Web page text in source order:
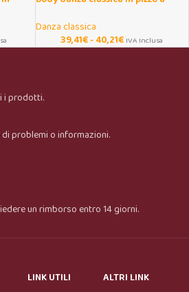
Danza classica
39,41€-40,21€ IVA Inclusa
i prodotti.
problemi o informazioni.
un rimborso entro 14 giorni.
LINK UTILI
ALTRI LINK